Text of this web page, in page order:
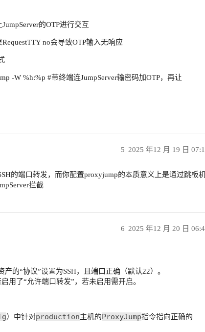
JumpServer的OTP进行交互
RequestTTY no会导致OTP输入无响应
-W %h:%p #带终端连JumpServer输密码加OTP，再让
2025 年12 月 19 日
5
的端口转发，而你配置proxyjump的本质意义上是通过跳板
拦截
2025 年12 月 20 日
6
的“协议”设置为SSH，且端口正确（默认22）。
用了“允许端口转发”，若未启用需开启。
）中针对production主机的ProxyJump指令指向正确的